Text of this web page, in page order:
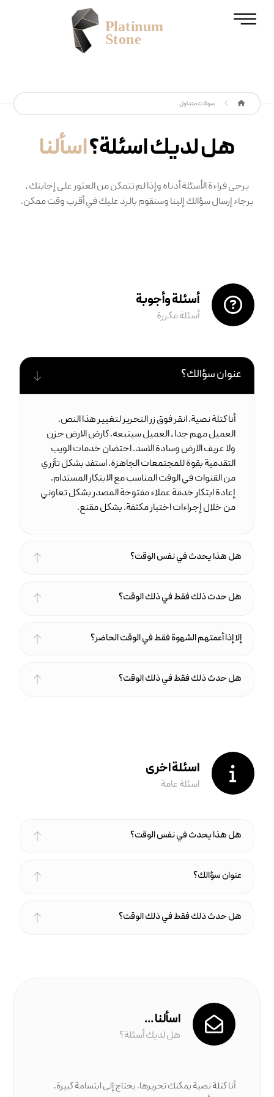
سوالات متداول
هل لديك اسئلة؟اسألنا
يرجى قراءة الأسئلة أدناه وإذا لم تتمكن من العثور على إجابتك ،
برجاء إرسال سؤالك إلينا وسنقوم بالرد عليك في أقرب وقت ممكن.
أسئلة وأجوبة
أسئلة مكررة
عنوان سؤالك؟
أنا كتلة نصية. انقر فوق زر التحرير لتغيير هذا النص.
العميل مهم جدا ، العميل سيتبعه. كارض الارض حزن
ولا عريف الارض وسادة الاسد. احتضان خدمات الويب
التقدمية بقوة للمجتمعات الجاهزة. استفد بشكل تآزري
من القنوات في الوقت المناسب مع الابتكار المستدام.
إعادة ابتكار خدمة عملاء مفتوحة المصدر بشكل تعاوني
من خلال إجراءات اختبار مكثفة. بشكل مقنع.
هل هذا يحدث في نفس الوقت؟
هل حدث ذلك فقط في ذلك الوقت؟
إلا إذا أعمتهم الشهوة فقط في الوقت الحاضر؟
هل حدث ذلك فقط في ذلك الوقت؟
اسئلة اخرى
اسئلة عامة
هل هذا يحدث في نفس الوقت؟
عنوان سؤالك؟
هل حدث ذلك فقط في ذلك الوقت؟
اسألنا ...
هل لديك أسئلة؟
أنا كتلة نصية يمكنك تحريرها. يحتاج إلى ابتسامة كبيرة.